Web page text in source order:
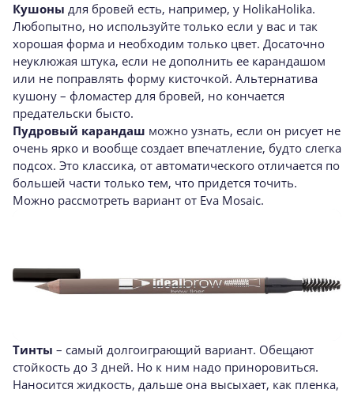
Кушоны для бровей есть, например, у HolikaHolika.
Любопытно, но используйте только если у вас и так
хорошая форма и необходим только цвет. Досаточно
неуклюжая штука, если не дополнить ее карандашом
или не поправлять форму кисточкой. Альтернатива
кушону – фломастер для бровей, но кончается
предательски бысто.
Пудровый карандаш можно узнать, если он рисует не
очень ярко и вообще создает впечатление, будто слегка
подсох. Это классика, от автоматического отличается по
большей части только тем, что придется точить.
Можно рассмотреть вариант от Eva Mosaic.
Тинты – самый долгоиграющий вариант. Обещают
стойкость до 3 дней. Но к ним надо приноровиться.
Наносится жидкость, дальше она высыхает, как пленка,